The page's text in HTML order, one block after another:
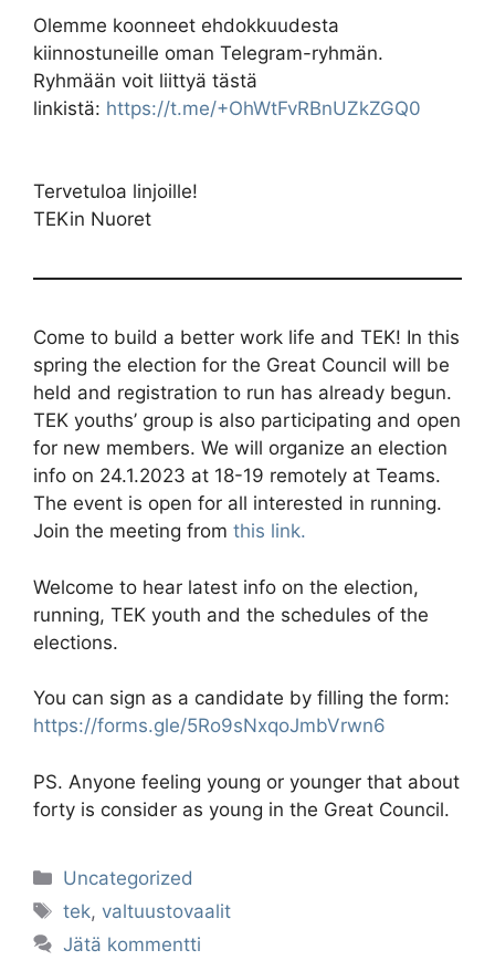
Olemme koonneet ehdokkuudesta
kiinnostuneille oman Telegram-ryhmän.
Ryhmään voit liittyä tästä
linkistä: https://t.me/+OhWtFvRBnUZkZGQ0
Tervetuloa linjoille!
TEKin Nuoret
Come to build a better work life and TEK! In this
spring the election for the Great Council will be
held and registration to run has already begun.
TEK youths’ group is also participating and open
for new members. We will organize an election
info on 24.1.2023 at 18-19 remotely at Teams.
The event is open for all interested in running.
Join the meeting from this link.
Welcome to hear latest info on the election,
running, TEK youth and the schedules of the
elections.
You can sign as a candidate by filling the form:
https://forms.gle/5Ro9sNxqoJmbVrwn6
PS. Anyone feeling young or younger that about
forty is consider as young in the Great Council.
Kategoriat
Uncategorized
Avainsanat
tek,valtuustovaalit
Jätä kommentti